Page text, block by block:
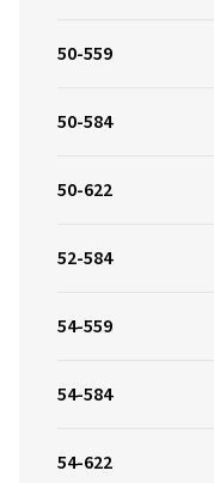
50-559
50-584
50-622
52-584
54-559
54-584
54-622